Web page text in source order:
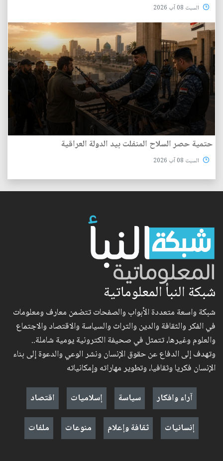
السبت 08 آب 2026
حتمية حصر السلاح المنفلت بيد الدولة العراقية
السبت 08 آب 2026
شبكة النبأ المعلوماتية
شبكة واسعة متعددة الأبواب والصفحات تتضمن معارف ومعلومات
في الفكر والثقافة والدين والتراث والسياسة والاقتصاد والاجتماع
والعلوم وغيرها، تتمثل في صحيفة الكترونية يومية شاملة..
وتهدف إلى الدفاع عن حقوق الإنسان ونشر الوعي والدعوة إلى بناء
الإنسان فكريا وثقافيا، وتطوير مهاراته وإمكانياته
آراء وافكار
سياسة إسلاميات
اقتصاد
إنسانيات
ثقافة وإعلام منوعات ملفات